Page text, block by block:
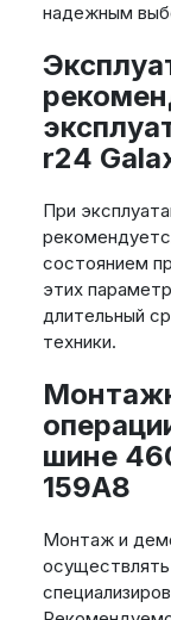
надежным
r24
При
состоянием
этих
длительный
техники.
шине
159A8
Монтаж и